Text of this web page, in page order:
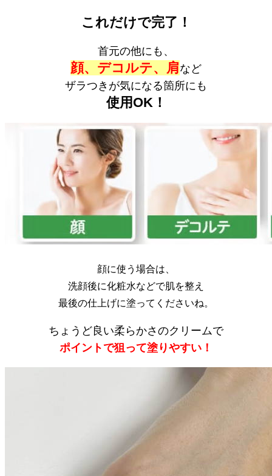
これだけで完了！
首元の他にも、
顔、デコルテ、肩など
ザラつきが気になる箇所にも
使用OK！
顔に使う場合は、
洗顔後に化粧水などで肌を整え
最後の仕上げに塗ってくださいね。
ちょうど良い柔らかさのクリームで
ポイントで狙って塗りやすい！